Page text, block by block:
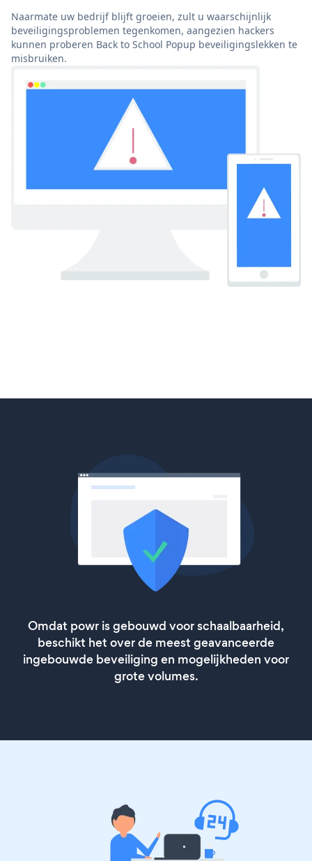
Naarmate uw bedrijf blijft groeien, zult u waarschijnlijk
beveiligingsproblemen tegenkomen, aangezien hackers
kunnen proberen Back to School Popup beveiligingslekken te
misbruiken.
Omdat powr is gebouwd voor schaalbaarheid,
beschikt het over de meest geavanceerde
ingebouwde beveiliging en mogelijkheden voor
grote volumes.